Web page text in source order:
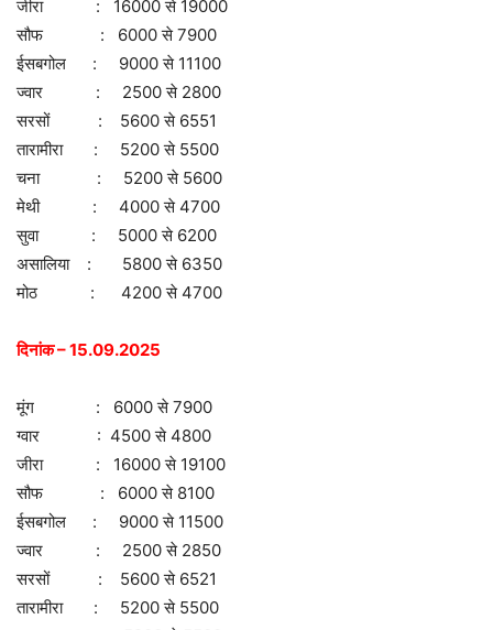
जीरा : 16000 से 19000
सौफ : 6000 से 7900
ईसबगोल : 9000 से 11100
ज्वार : 2500 से 2800
सरसों : 5600 से 6551
तारामीरा : 5200 से 5500
चना : 5200 से 5600
मेथी : 4000 से 4700
सुवा : 5000 से 6200
असालिया : 5800 से 6350
मोठ : 4200 से 4700
दिनांक – 15.09.2025
मूंग : 6000 से 7900
ग्वार : 4500 से 4800
जीरा : 16000 से 19100
सौफ : 6000 से 8100
ईसबगोल : 9000 से 11500
ज्वार : 2500 से 2850
सरसों : 5600 से 6521
तारामीरा : 5200 से 5500